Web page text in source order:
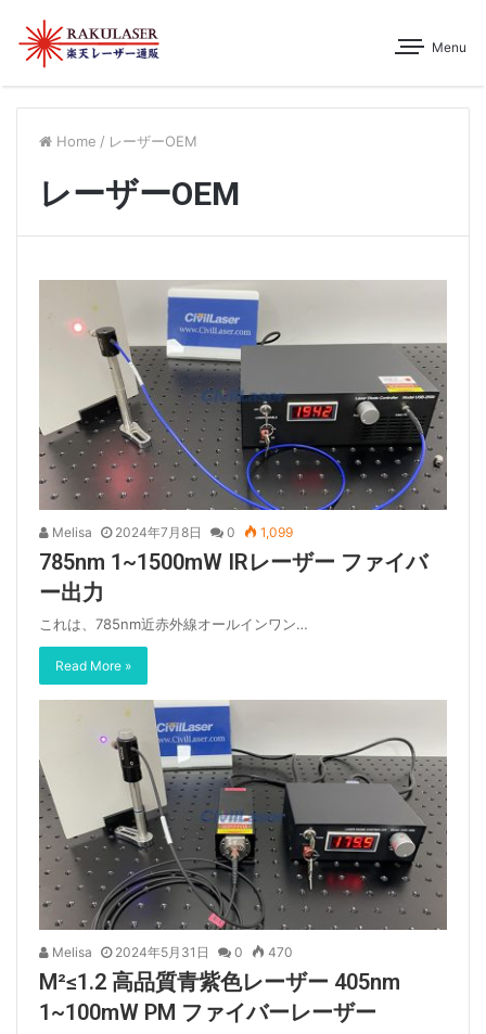
Menu
Home / レーザーOEM
レーザーOEM
Melisa 2024年7月8日 0 1,099
785nm 1~1500mW IRレーザー ファイバ
ー出力
これは、785nm近赤外線オールインワン…
Read More »
Melisa 2024年5月31日 0 470
M²≤1.2 高品質青紫色レーザー 405nm
1~100mW PM ファイバーレーザー